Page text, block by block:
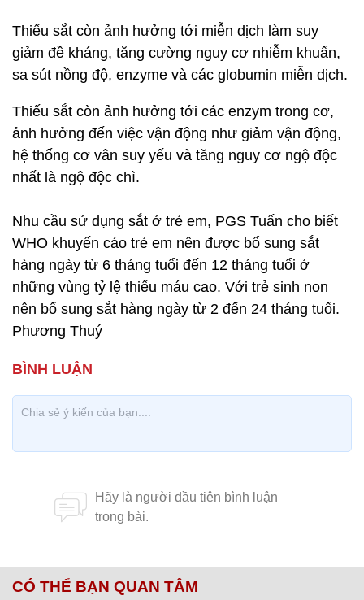
Thiếu sắt còn ảnh hưởng tới miễn dịch làm suy
giảm đề kháng, tăng cường nguy cơ nhiễm khuẩn,
sa sút nồng độ, enzyme và các globumin miễn dịch.
Thiếu sắt còn ảnh hưởng tới các enzym trong cơ,
ảnh hưởng đến việc vận động như giảm vận động,
hệ thống cơ vân suy yếu và tăng nguy cơ ngộ độc
nhất là ngộ độc chì.
Nhu cầu sử dụng sắt ở trẻ em, PGS Tuấn cho biết
WHO khuyến cáo trẻ em nên được bổ sung sắt
hàng ngày từ 6 tháng tuổi đến 12 tháng tuổi ở
những vùng tỷ lệ thiếu máu cao. Với trẻ sinh non
nên bổ sung sắt hàng ngày từ 2 đến 24 tháng tuổi.
Phương Thuý
CÓ THỂ BẠN QUAN TÂM